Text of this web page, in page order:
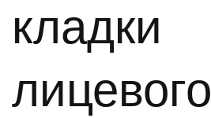
кладки
лицевого